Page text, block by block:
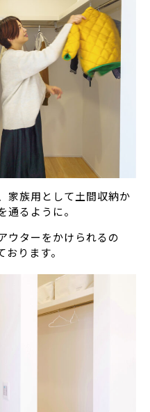
家族用として土間収納か
通るように。
ウターをかけられるの
ります。